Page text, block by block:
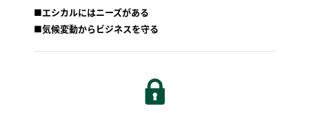
■エシカルにはニーズがある
■気候変動からビジネスを守る